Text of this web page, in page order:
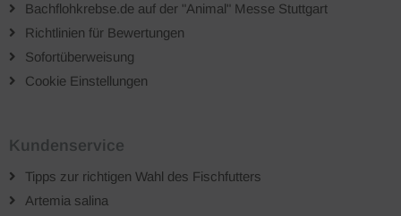
Bachflohkrebse.de auf der "Animal" Messe Stuttgart
Richtlinien für Bewertungen
Sofortüberweisung
Cookie Einstellungen
Kundenservice
Tipps zur richtigen Wahl des Fischfutters
Artemia salina